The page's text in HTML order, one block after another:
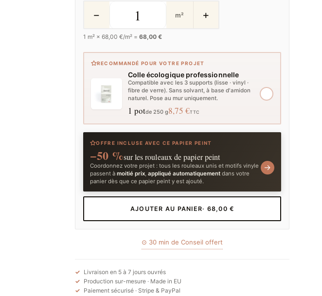
− m² +
1 m² ×68,00 €/m² =68,00 €
RECOMMANDÉ POUR VOTRE PROJET
Colle écologique professionnelle
Compatible avec les 3 supports (lisse · vinyl ·
fibre de verre). Sans solvant, à base d'amidon
naturel. Pose au mur uniquement.
1 potde 250 g8,75 €TTC
OFFRE INCLUSE AVEC CE PAPIER PEINT
−50 %sur les rouleaux de papier peint
Coordonnez votre projet : tous les rouleaux unis et motifs vinyle
passent àmoitié prix,appliqué automatiquement dans votre
panier dès que ce papier peint y est ajouté.
→
AJOUTER AU PANIER· 68,00 €
⊙ 30 min de Conseil offert
Livraison en 5 à 7 jours ouvrés
Production sur-mesure · Made in EU
Paiement sécurisé · Stripe & PayPal